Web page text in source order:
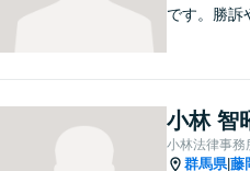
です。勝訴
ます。ぜひ
い。
小林 智
小林法律事務
群馬県|藤